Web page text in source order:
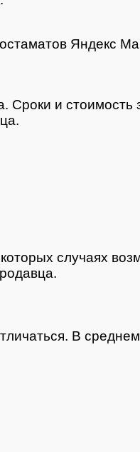
Яндекс
и стоимость
случаях
В